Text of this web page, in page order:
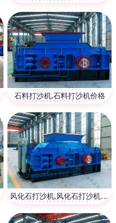
石料打沙机,石料打沙机价格
风化石打沙机,风化石打沙机价格